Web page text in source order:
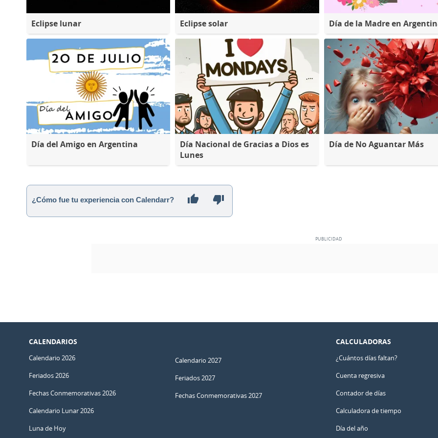
Eclipse lunar Eclipse solar Día de la Madre en
Día del Amigo en Argentina
Día Nacional de Gracias a Dios es
Lunes
Día de No Aguantar Más
¿Cómo fue tu experiencia con Calendarr?
CALENDARIOS
Calendario 2026
Feriados 2026
Fechas Conmemorativas 2026
Calendario Lunar 2026
Luna de Hoy
Calendario 2027
Feriados 2027
Fechas Conmemorativas 2027
CALCULADORAS
¿Cuántos días faltan?
Cuenta regresiva
Contador de días
Calculadora de tiempo
Día del año